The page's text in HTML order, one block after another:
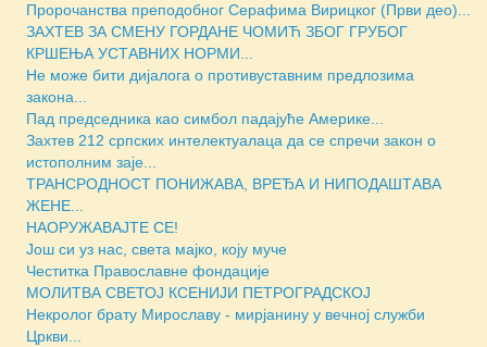
Пророчанства преподобног Серафима Вирицког (Први део)...
ЗАХТЕВ ЗА СМЕНУ ГОРДАНЕ ЧОМИЋ ЗБОГ ГРУБОГ
КРШЕЊА УСТАВНИХ НОРМИ...
Не може бити дијалога о противуставним предлозима
закона...
Пад председника као симбол падајуће Америке...
Захтев 212 српских интелектуалаца да се спречи закон о
истополним заје...
ТРАНСРОДНОСТ ПОНИЖАВА, ВРЕЂА И НИПОДАШТАВА
ЖЕНЕ...
НАОРУЖАВАЈТЕ СЕ!
Још си уз нас, света мајко, коју муче
Честитка Православне фондације
МОЛИТВА СВЕТОЈ КСЕНИЈИ ПЕТРОГРАДСКОЈ
Некролог брату Мирославу - мирјанину у вечној служби
Цркви...